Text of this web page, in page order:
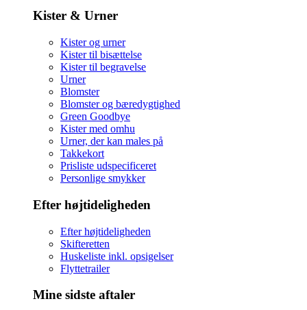
Kister & Urner
Kister og urner
Kister til bisættelse
Kister til begravelse
Urner
Blomster
Blomster og bæredygtighed
Green Goodbye
Kister med omhu
Urner, der kan males på
Takkekort
Prisliste udspecificeret
Personlige smykker
Efter højtideligheden
Efter højtideligheden
Skifteretten
Huskeliste inkl. opsigelser
Flyttetrailer
Mine sidste aftaler